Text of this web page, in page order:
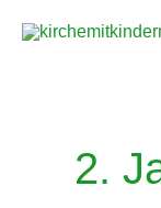
Inhalt
2.